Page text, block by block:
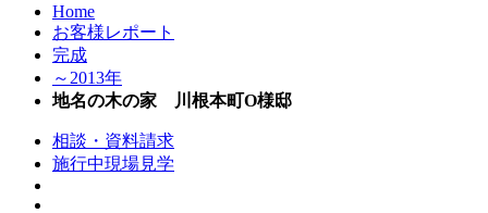
Home
お客様レポート
完成
～2013年
地名の木の家 川根本町O様邸
相談・資料請求
施行中現場見学